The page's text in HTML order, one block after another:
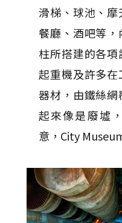
滑梯、球池、摩
餐廳、酒吧等
柱所搭建的各項
起重機及許多
器材，由鐵絲
起來像是廢墟
意，City